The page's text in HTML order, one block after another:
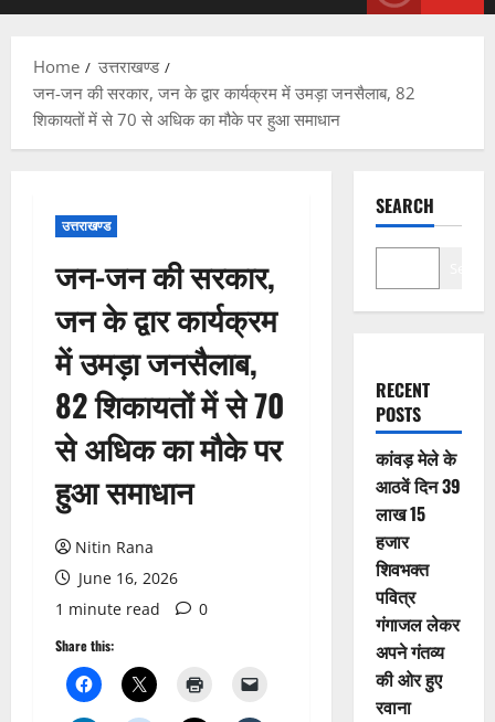
Home
उत्तराखण्ड
जन-जन की सरकार, जन के द्वार कार्यक्रम में उमड़ा जनसैलाब, 82
शिकायतों में से 70 से अधिक का मौके पर हुआ समाधान
उत्तराखण्ड
जन-जन की सरकार,
जन के द्वार कार्यक्रम
में उमड़ा जनसैलाब,
82 शिकायतों में से 70
से अधिक का मौके पर
हुआ समाधान
Nitin Rana
June 16, 2026
1 minute read
0
Share this:
SEARCH
RECENT
POSTS
कांवड़ मेले के
आठवें दिन 39
लाख 15
हजार
शिवभक्त
पवित्र
गंगाजल लेकर
अपने गंतव्य
की ओर हुए
रवाना